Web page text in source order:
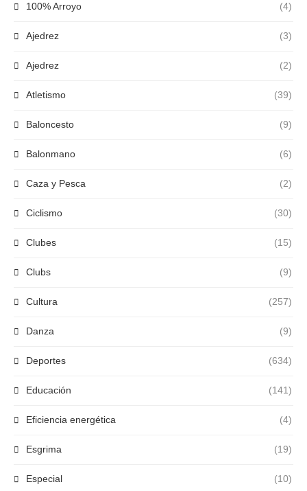
100% Arroyo (4)
Ajedrez (3)
Ajedrez (2)
Atletismo (39)
Baloncesto (9)
Balonmano (6)
Caza y Pesca (2)
Ciclismo (30)
Clubes (15)
Clubs (9)
Cultura (257)
Danza (9)
Deportes (634)
Educación (141)
Eficiencia energética (4)
Esgrima (19)
Especial (10)